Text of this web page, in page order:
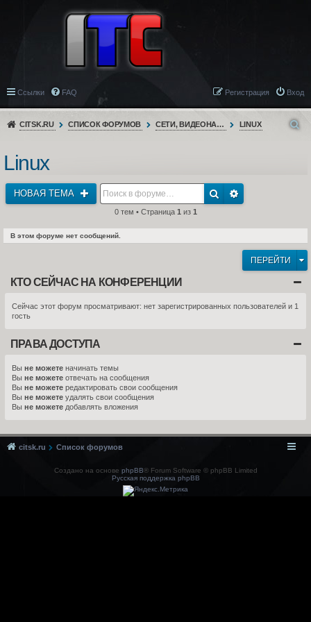
Ссылки FAQ Вход
Регистрация
CITSK.RU СПИСОК ФОРУМОВ СЕТИ, ВИДЕОНАБЛЮДЕНИЕ, ТЕЛЕФОНИЯ LINUX
Linux
НОВАЯ ТЕМА
0 тем • Страница 1 из 1
В этом форуме нет сообщений.
ПЕРЕЙТИ
КТО СЕЙЧАС НА КОНФЕРЕНЦИИ
Сейчас этот форум просматривают: нет зарегистрированных пользователей и 1
гость
ПРАВА ДОСТУПА
Вы не можете начинать темы
Вы не можете отвечать на сообщения
Вы не можете редактировать свои сообщения
Вы не можете удалять свои сообщения
Вы не можете добавлять вложения
citsk.ru Список форумов
Создано на основе phpBB® Forum Software © phpBB Limited
Русская поддержка phpBB